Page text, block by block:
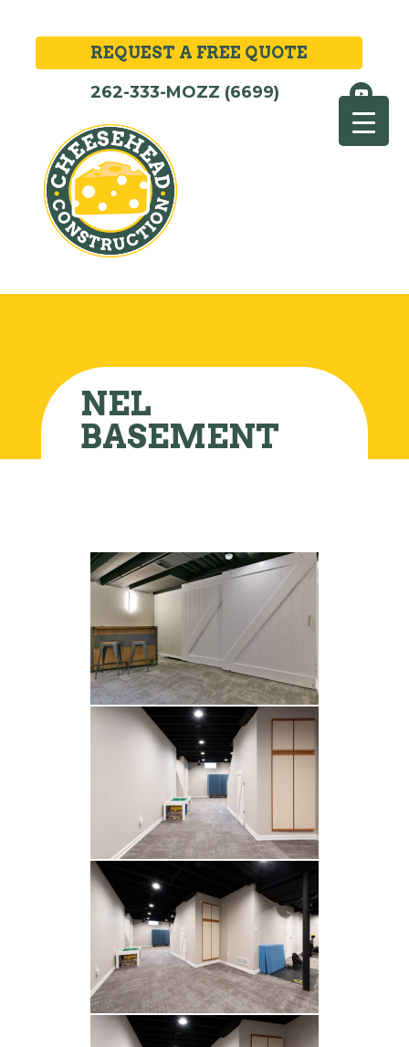
REQUEST A FREE QUOTE
262-333-MOZZ (6699)
NEL
BASEMENT